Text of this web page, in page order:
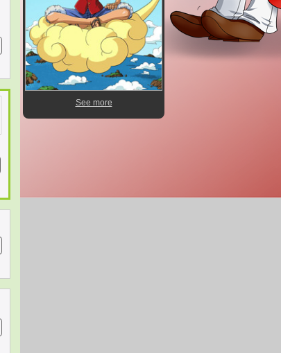
See more